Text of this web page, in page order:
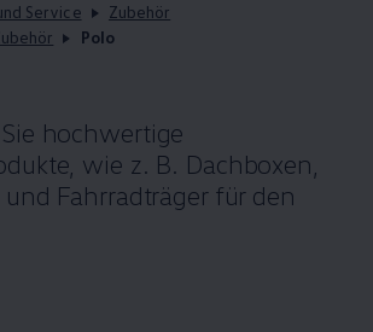
Service
Zubehör
Polo
hochwertige
wie z. B. Dachboxen,
und Fahrradträger für den